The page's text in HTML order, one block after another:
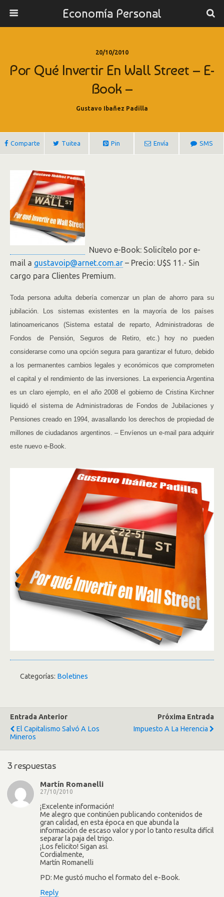
Economía Personal
20/10/2010
Por Qué Invertir En Wall Street – E-
Book –
Gustavo Ibañez Padilla
Comparte Tuitea Pin Envía SMS
Nuevo e-Book: Solicítelo por e-
mail a gustavoip@arnet.com.ar – Precio: U$S 11.- Sin
cargo para Clientes Premium.
Toda persona adulta debería comenzar un plan de ahorro para su
jubilación. Los sistemas existentes en la mayoría de los países
latinoamericanos (Sistema estatal de reparto, Administradoras de
Fondos de Pensión, Seguros de Retiro, etc.) hoy no pueden
considerarse como una opción segura para garantizar el futuro, debido
a los permanentes cambios legales y económicos que comprometen
el capital y el rendimiento de las inversiones. La experiencia Argentina
es un claro ejemplo, en el año 2008 el gobierno de Cristina Kirchner
liquidó el sistema de Administradoras de Fondos de Jubilaciones y
Pensiones creado en 1994, avasallando los derechos de propiedad de
millones de ciudadanos argentinos. – Envíenos un e-mail para adquirir
este nuevo e-Book.
Categorías: Boletines
Entrada Anterior
El Capitalismo Salvó A Los
Mineros
Próxima Entrada
Impuesto A La Herencia
3 respuestas
Martín Romanelli
27/10/2010
¡Excelente información!
Me alegro que continúen publicando contenidos de
gran calidad, en esta época en que abunda la
información de escaso valor y por lo tanto resulta difícil
separar la paja del trigo.
¡Los felicito! Sigan así.
Cordialmente,
Martín Romanelli
PD: Me gustó mucho el formato del e-Book.
Reply